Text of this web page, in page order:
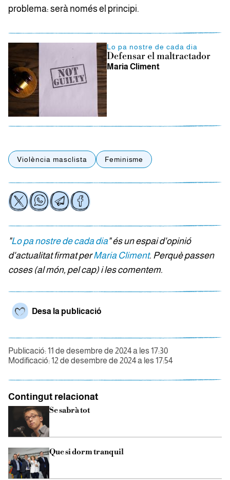
problema: serà només el principi.
Lo pa nostre de cada dia
Defensar el maltractador
Maria Climent
Violència masclista Feminisme
"Lo pa nostre de cada dia" és un espai d'opinió
d'actualitat firmat perMaria Climent. Perquè passen
coses (al món, pel cap) i les comentem.
Desa la publicació
Publicació: 11 de desembre de 2024 a les 17:30
Modificació: 12 de desembre de 2024 a les 17:54
Contingut relacionat
Se sabrà tot
Que si dorm tranquil